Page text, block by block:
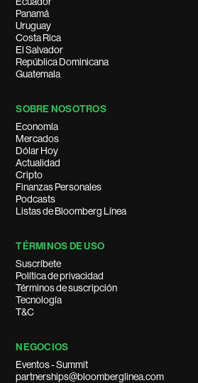
Panamá
Uruguay
Costa Rica
El Salvador
República Dominicana
Guatemala
SOBRE NOSOTROS
Economía
Mercados
Dólar Hoy
Actualidad
Cripto
Finanzas Personales
Podcasts
Listas de Bloomberg Línea
TÉRMINOS DE USO
Suscríbete
Política de privacidad
Términos de suscripción
Tecnología
T&C
NEGOCIOS
Eventos - Summit
partnerships@bloomberglinea.com